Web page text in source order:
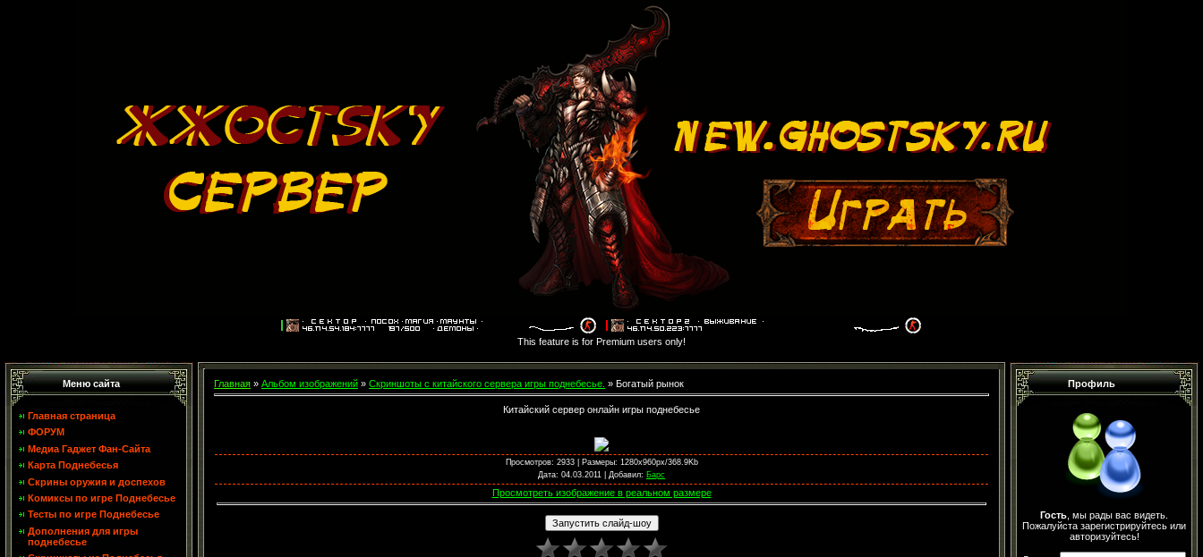
This feature is for Premium users only!
Меню сайта
Главная страница
ФОРУМ
Медиа Гаджет Фан-Сайта
Карта Поднебесья
Скрины оружия и доспехов
Комиксы по игре Поднебесье
Тесты по игре Поднебесье
Дополнения для игры
поднебесье
Главная » Альбом изображений » Скриншоты с китайского сервера игры поднебесье. » Богатый рынок
Китайский сервер онлайн игры поднебесье
Просмотров: 2933 | Размеры: 1280x960px/368.9Kb
Дата: 04.03.2011 | Добавил: Барс
Просмотреть изображение в реальном размере
Профиль
Гость , мы рады вас видеть.
Пожалуйста зарегистрируйтесь или
авторизуйтесь!